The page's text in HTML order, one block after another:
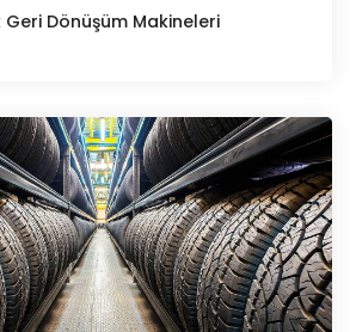
Geri Dönüşüm Makineleri